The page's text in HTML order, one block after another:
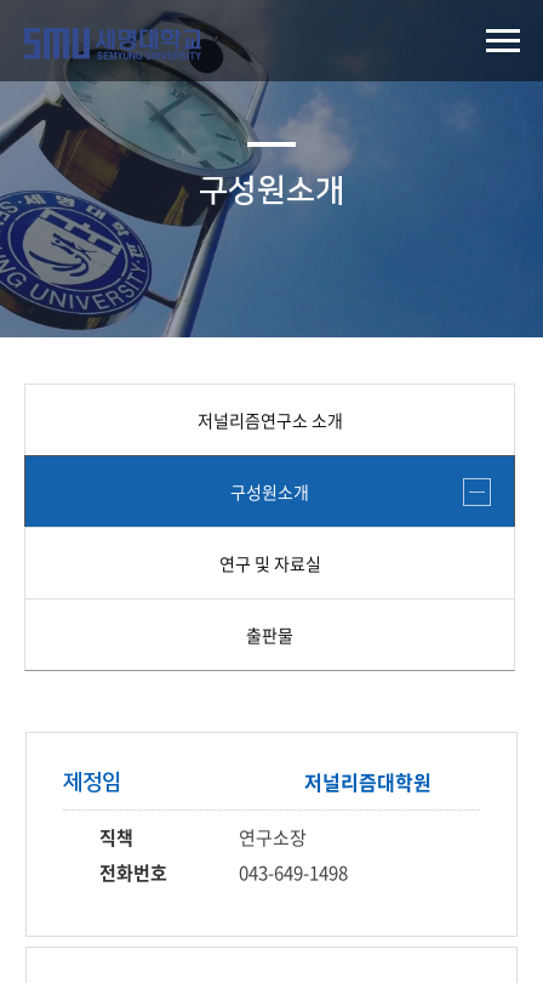
구성원소개
저널리즘연구소 소개
구성원소개
연구 및 자료실
출판물
저널리즘대학원
제정임
직책
연구소장
전화번호
043-649-1498